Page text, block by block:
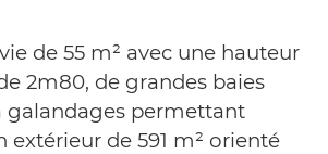
de 55 m² avec une hauteur
2m80, de grandes baies
galandages permettant
extérieur de 591 m² orienté